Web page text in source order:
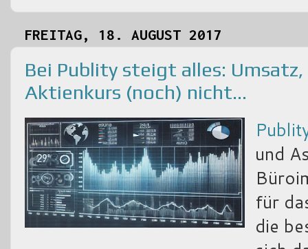
FREITAG, 18. AUGUST 2017
Bei Publity steigt alles:
Aktienkurs (noch) nicht...
und
für
die